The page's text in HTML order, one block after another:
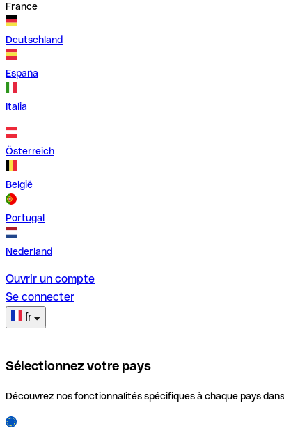
France
Deutschland
España
Italia
Österreich
België
Portugal
Nederland
Ouvrir un compte
Se connecter
fr
Sélectionnez votre pays
Découvrez nos fonctionnalités spécifiques à chaque pays